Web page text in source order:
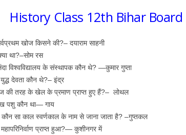
History Class 12th Bihar Board
खोज किसने की?– दयाराम साहनी
था?–सोम रस
विश्वविद्यालय के संस्थापक कौन थे? —कुमार गुप्ता
देवता कौन थे?– इंद्र
की तरह के खेल के प्रमाण प्राप्त हुए हैं?– लोथल
पशु कौन था— गाय
कौन सा काल स्वर्णकाल के नाम से जाना जाता है? –गुप्तकल
महापरिनिर्वाण प्राप्त हुआ?— कुशीनगर में